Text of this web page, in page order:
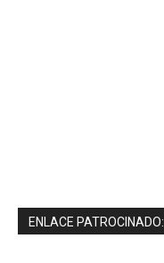
ENLACE PATROCINADO: